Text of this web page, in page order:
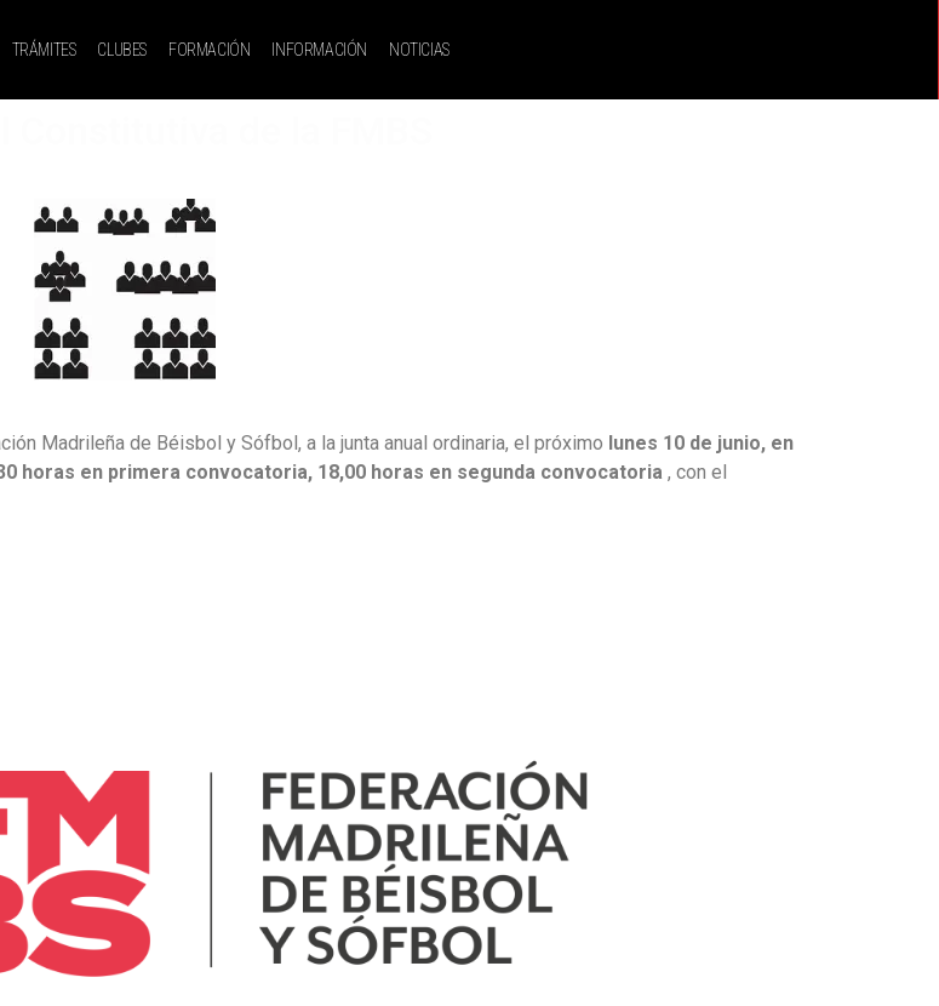
TRÁMITES CLUBES FORMACIÓN INFORMACIÓN NOTICIAS
Madrileña de Béisbol y Sófbol, a la junta anual ordinaria, el próximo lunes 10 de junio, en
horas en primera convocatoria, 18,00 horas en segunda convocatoria , con el